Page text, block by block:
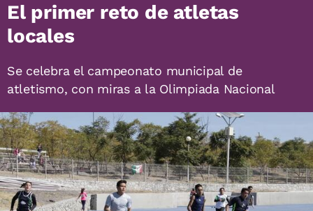
El primer reto de atletas
locales
Se celebra el campeonato municipal de
atletismo, con miras a la Olimpiada Nacional